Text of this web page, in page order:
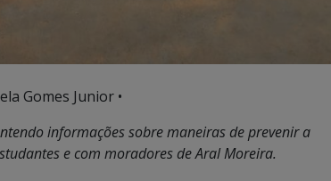
Gomes Junior •
informações sobre maneiras de prevenir a
e com moradores de Aral Moreira.